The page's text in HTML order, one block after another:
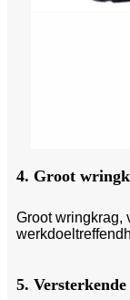
4. Groot
Groot wringkrag,
5.